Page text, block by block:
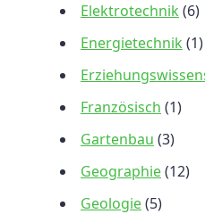
Elektrotechnik (6)
Energietechnik (1)
Französisch (1)
Gartenbau (3)
Geographie(12)
Geologie(5)